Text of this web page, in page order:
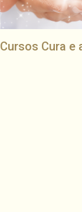
Cursos Cura e